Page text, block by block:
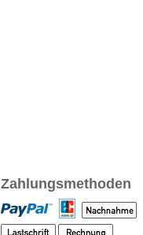
Zahlungsmethoden